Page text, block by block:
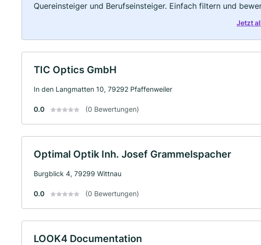
Quereinsteiger und Berufseinsteiger. Einfach filtern und
Jetzt
TIC Optics GmbH
In den Langmatten 10, 79292 Pfaffenweiler
0.0 (0 Bewertungen)
Optimal Optik Inh. Josef Grammelspacher
Burgblick 4, 79299 Wittnau
0.0 (0 Bewertungen)
LOOK4 Documentation